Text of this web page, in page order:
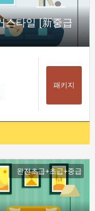
스타일 [新중급
패키지
완전초급+초급+중급